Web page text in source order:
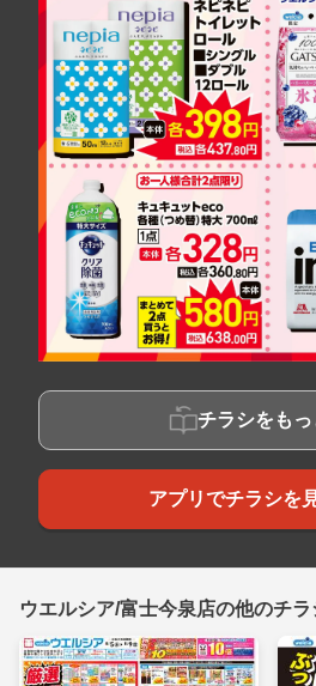
チラシをもっ
アプリでチラシを
ウエルシア/富士今泉店の他のチラ